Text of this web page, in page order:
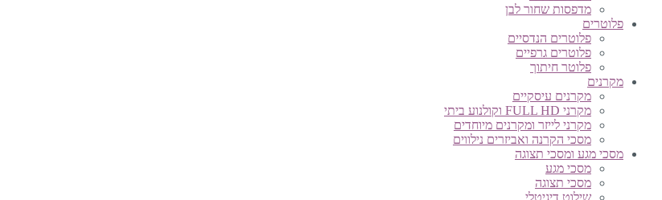
מדפסות שחור לבן
פלוטרים
פלוטרים הנדסיים
פלוטרים גרפיים
פלוטר חיתוך
מקרנים
מקרנים עיסקיים
מקרני FULL HD וקולנוע ביתי
מקרני לייזר ומקרנים מיוחדים
מסכי הקרנה ואביזרים נילווים
מסכי מגע ומסכי תצוגה
מסכי מגע
מסכי תצוגה
שילוט דיגיטלי